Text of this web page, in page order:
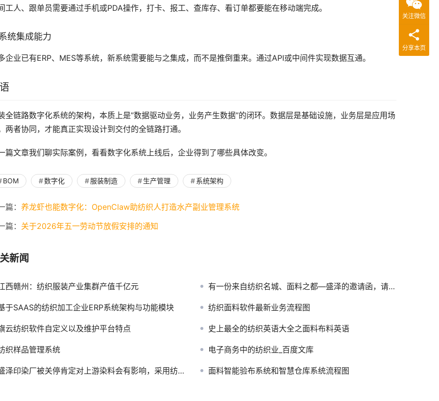
工人、跟单员需要通过手机或PDA操作，打卡、报工、查库存、看订单都要能在移动端完成。
统集成能力
企业已有ERP、MES等系统，新系统需要能与之集成，而不是推倒重来。通过API或中间件实现数据互通。
全链路数字化系统的架构，本质上是”数据驱动业务，业务产生数据”的闭环。数据层是基础设施，业务层是应用场
两者协同，才能真正实现设计到交付的全链路打通。
篇文章我们聊实际案例，看看数字化系统上线后，企业得到了哪些具体改变。
BOM 数字化 服装制造 生产管理 系统架构
篇： 养龙虾也能数字化：OpenClaw助纺织人打造水产副业管理系统
篇： 关于2026年五一劳动节放假安排的通知
新闻
西赣州：纺织服装产业集群产值千亿元 有一份来自纺织名城、面料之都—盛泽的邀请函，请注意查收！
于SAAS的纺织加工企业ERP系统架构与功能模块 纺织面料软件最新业务流程图
云纺织软件自定义以及维护平台特点 史上最全的纺织英语大全之面料布料英语
织样品管理系统 电子商务中的纺织业_百度文库
泽印染厂被关停肯定对上游染料会有影响，采用纺织软件 面料智能验布系统和智慧仓库系统流程图
关注微信
分享本页